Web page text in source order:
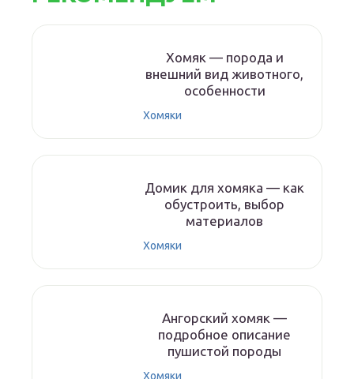
Хомяк — порода и
внешний вид животного,
особенности
Хомяки
Домик для хомяка — как
обустроить, выбор
материалов
Хомяки
Ангорский хомяк —
подробное описание
пушистой породы
Хомяки